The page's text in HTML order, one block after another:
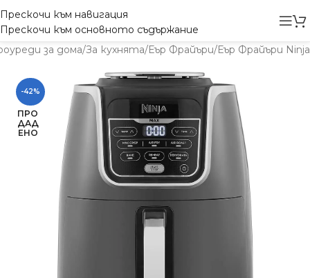
Прескочи към навигация
Прескочи към основното съдържание
за дома/За кухнята/Еър Фрайъри/Еър Фрайъри Ninja
-42%
ПРО
ДАД
ЕНО